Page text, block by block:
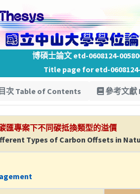
博碩士論文 etd-0608124-
Title page for etd-
次 Table of Contents 參考文獻
匯專案下不同碳抵換類型的溢價
Types of Carbon Offsets in